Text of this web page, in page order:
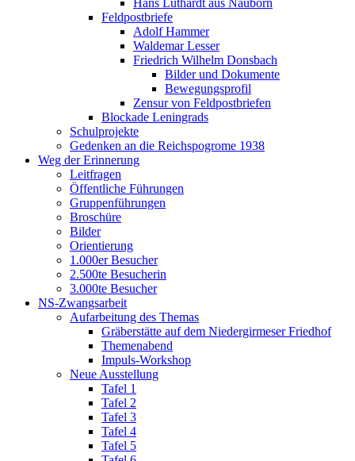
Hans Luthardt aus Nauborn
Feldpostbriefe
Adolf Hammer
Waldemar Lesser
Friedrich Wilhelm Donsbach
Bilder und Dokumente
Bewegungsprofil
Zensur von Feldpostbriefen
Blockade Leningrads
Schulprojekte
Gedenken an die Reichspogrome 1938
Weg der Erinnerung
Leitfragen
Öffentliche Führungen
Gruppenführungen
Broschüre
Bilder
Orientierung
1.000er Besucher
2.500te Besucherin
3.000te Besucher
NS-Zwangsarbeit
Aufarbeitung des Themas
Gräberstätte auf dem Niedergirmeser Friedhof
Themenabend
Impuls-Workshop
Neue Ausstellung
Tafel 1
Tafel 2
Tafel 3
Tafel 4
Tafel 5